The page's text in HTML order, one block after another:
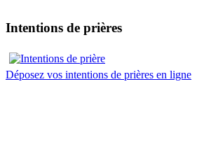
Intentions de prières
Déposez vos intentions de prières en ligne